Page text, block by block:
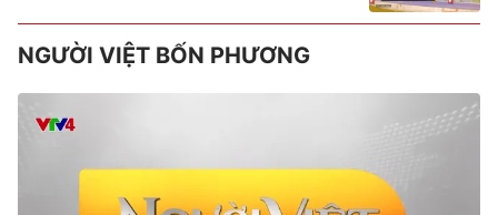
NGƯỜI VIỆT BỐN PHƯƠNG